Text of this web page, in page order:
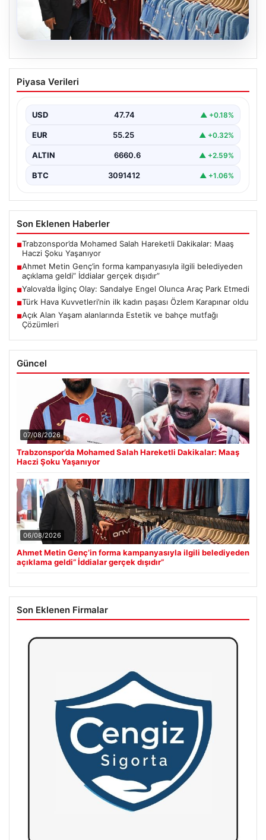
06.08.2026
Ahmet Metin Genç’in forma
kampanyasıyla ilgili belediyeden
Piyasa Verileri
USD 47.74 ▲ +0.18%
EUR 55.25 ▲ +0.32%
ALTIN 6660.6 ▲ +2.59%
BTC 3091412 ▲ +1.06%
Son Eklenen Haberler
■Trabzonspor’da Mohamed Salah Hareketli Dakikalar: Maaş
Haczi Şoku Yaşanıyor
■Ahmet Metin Genç’in forma kampanyasıyla ilgili belediyeden
açıklama geldi” İddialar gerçek dışıdır”
■Yalova’da İlginç Olay: Sandalye Engel Olunca Araç Park Etmedi
■Türk Hava Kuvvetleri’nin ilk kadın paşası Özlem Karapınar oldu
■Açık Alan Yaşam alanlarında Estetik ve bahçe mutfağı
Çözümleri
Güncel
07/08/2026
Trabzonspor’da Mohamed Salah Hareketli Dakikalar: Maaş
Haczi Şoku Yaşanıyor
06/08/2026
Ahmet Metin Genç’in forma kampanyasıyla ilgili belediyeden
açıklama geldi” İddialar gerçek dışıdır”
Son Eklenen Firmalar